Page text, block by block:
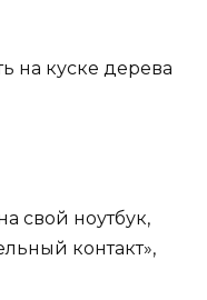
на куске дерева
свой ноутбук,
контакт»,